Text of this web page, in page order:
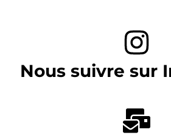
Nous suivre sur